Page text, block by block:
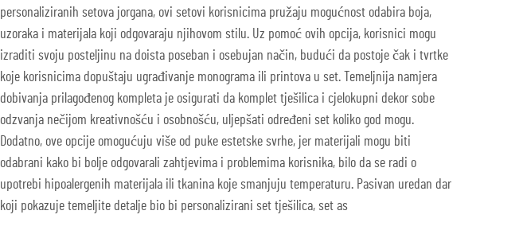
personaliziranih setova jorgana, ovi setovi korisnicima pružaju mogućnost odabira boja,
uzoraka i materijala koji odgovaraju njihovom stilu. Uz pomoć ovih opcija, korisnici mogu
izraditi svoju posteljinu na doista poseban i osebujan način, budući da postoje čak i tvrtke
koje korisnicima dopuštaju ugrađivanje monograma ili printova u set. Temeljnija namjera
dobivanja prilagođenog kompleta je osigurati da komplet tješilica i cjelokupni dekor sobe
odzvanja nečijom kreativnošću i osobnošću, uljepšati određeni set koliko god mogu.
Dodatno, ove opcije omogućuju više od puke estetske svrhe, jer materijali mogu biti
odabrani kako bi bolje odgovarali zahtjevima i problemima korisnika, bilo da se radi o
upotrebi hipoalergenih materijala ili tkanina koje smanjuju temperaturu. Pasivan uredan dar
koji pokazuje temeljite detalje bio bi personalizirani set tješilica, set as